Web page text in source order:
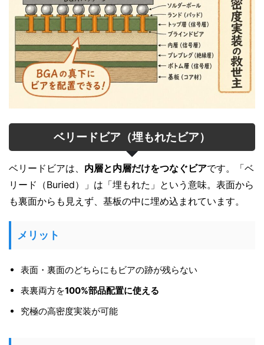
ベリードビア（埋もれたビア）
ベリードビアは、 内層と内層だけをつなぐビアです。「ベ
リード（Buried）」は「埋もれた」という意味。表面から
も裏面からも見えず、基板の中に埋め込まれています。
メリット
表面・裏面のどちらにもビアの跡が残らない
表裏両方を100%部品配置に使える
究極の高密度実装が可能